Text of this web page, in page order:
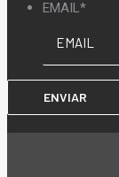
EMAIL*